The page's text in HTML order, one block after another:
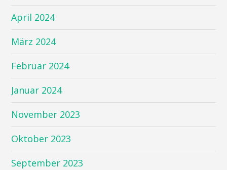
April 2024
März 2024
Februar 2024
Januar 2024
November 2023
Oktober 2023
September 2023